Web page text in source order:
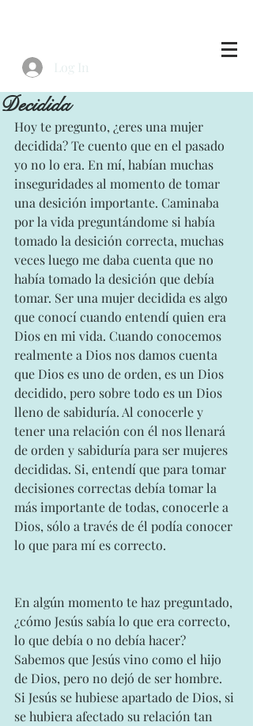
Log In
Decidida
Hoy te pregunto, ¿eres una mujer
decidida? Te cuento que en el pasado
yo no lo era. En mí, habían muchas
inseguridades al momento de tomar
una desición importante. Caminaba
por la vida preguntándome si había
tomado la desición correcta, muchas
veces luego me daba cuenta que no
había tomado la desición que debía
tomar. Ser una mujer decidida es algo
que conocí cuando entendí quien era
Dios en mi vida. Cuando conocemos
realmente a Dios nos damos cuenta
que Dios es uno de orden, es un Dios
decidido, pero sobre todo es un Dios
lleno de sabiduría. Al conocerle y
tener una relación con él nos llenará
de orden y sabiduría para ser mujeres
decididas. Si, entendí que para tomar
decisiones correctas debía tomar la
más importante de todas, conocerle a
Dios, sólo a través de él podía conocer
lo que para mí es correcto.
En algún momento te haz preguntado,
¿cómo Jesús sabía lo que era correcto,
lo que debía o no debía hacer?
Sabemos que Jesús vino como el hijo
de Dios, pero no dejó de ser hombre.
Si Jesús se hubiese apartado de Dios, si
se hubiera afectado su relación tan